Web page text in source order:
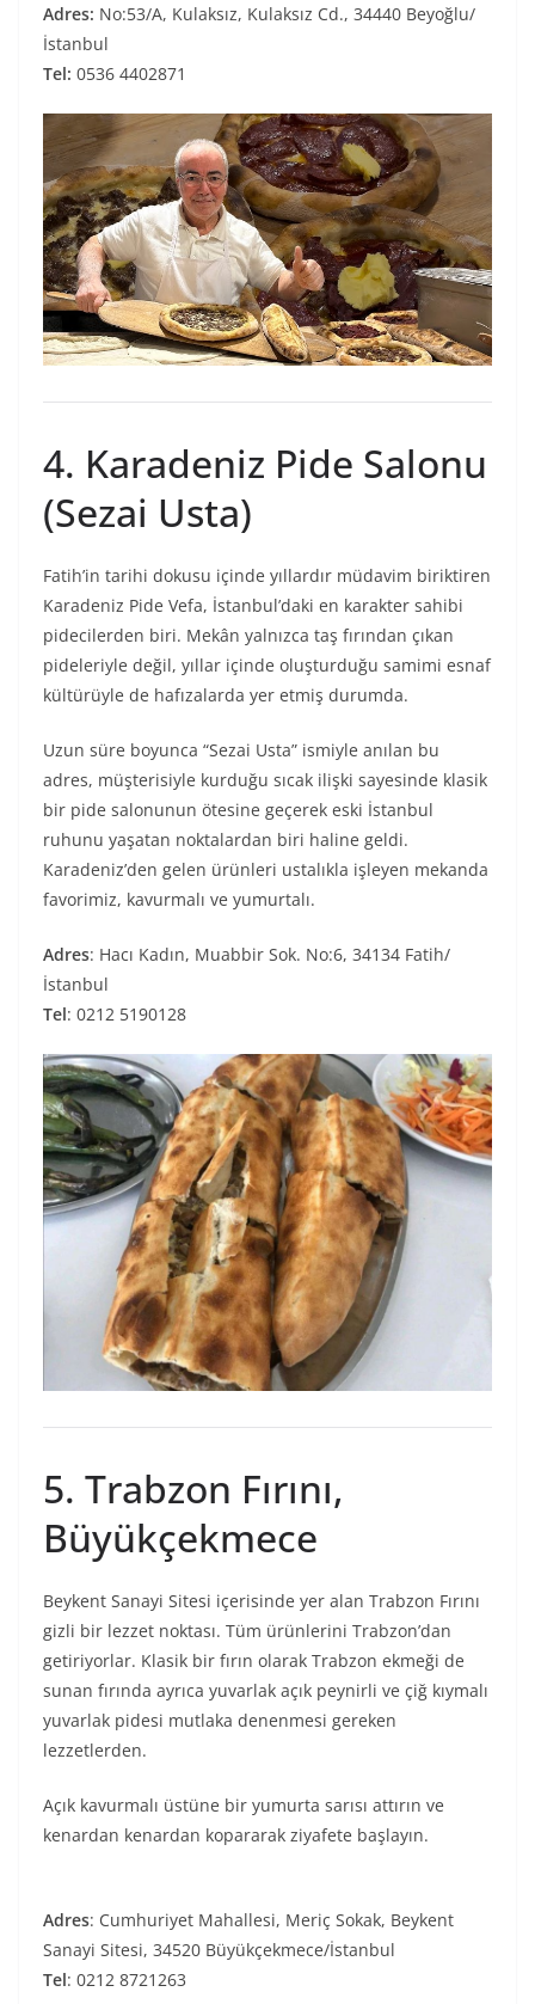
Adres: No:53/A, Kulaksız, Kulaksız Cd., 34440 Beyoğlu/
İstanbul
Tel: 0536 4402871
4. Karadeniz Pide Salonu
(Sezai Usta)
Fatih’in tarihi dokusu içinde yıllardır müdavim biriktiren
Karadeniz Pide Vefa, İstanbul’daki en karakter sahibi
pidecilerden biri. Mekân yalnızca taş fırından çıkan
pideleriyle değil, yıllar içinde oluşturduğu samimi esnaf
kültürüyle de hafızalarda yer etmiş durumda.
Uzun süre boyunca “Sezai Usta” ismiyle anılan bu
adres, müşterisiyle kurduğu sıcak ilişki sayesinde klasik
bir pide salonunun ötesine geçerek eski İstanbul
ruhunu yaşatan noktalardan biri haline geldi.
Karadeniz’den gelen ürünleri ustalıkla işleyen mekanda
favorimiz, kavurmalı ve yumurtalı.
Adres: Hacı Kadın, Muabbir Sok. No:6, 34134 Fatih/
İstanbul
Tel: 0212 5190128
5. Trabzon Fırını,
Büyükçekmece
Beykent Sanayi Sitesi içerisinde yer alan Trabzon Fırını
gizli bir lezzet noktası. Tüm ürünlerini Trabzon’dan
getiriyorlar. Klasik bir fırın olarak Trabzon ekmeği de
sunan fırında ayrıca yuvarlak açık peynirli ve çiğ kıymalı
yuvarlak pidesi mutlaka denenmesi gereken
lezzetlerden.
Açık kavurmalı üstüne bir yumurta sarısı attırın ve
kenardan kenardan kopararak ziyafete başlayın.
Adres: Cumhuriyet Mahallesi, Meriç Sokak, Beykent
Sanayi Sitesi, 34520 Büyükçekmece/İstanbul
Tel: 0212 8721263